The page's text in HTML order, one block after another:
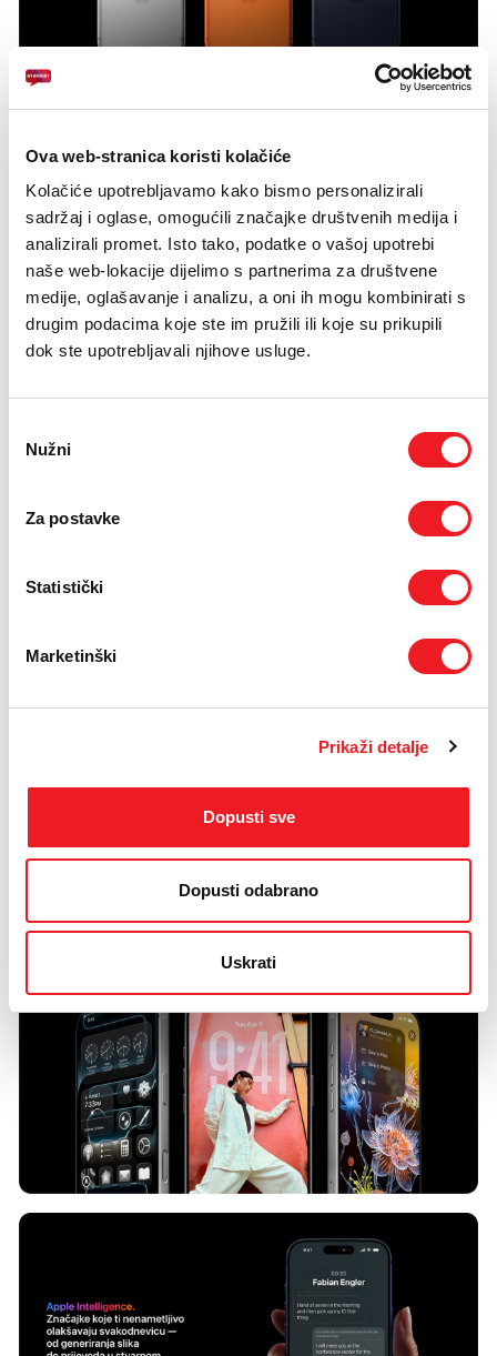
Ova web-stranica koristi kolačiće
Kolačiće upotrebljavamo kako bismo personalizirali
sadržaj i oglase, omogućili značajke društvenih medija i
analizirali promet. Isto tako, podatke o vašoj upotrebi
naše web-lokacije dijelimo s partnerima za društvene
medije, oglašavanje i analizu, a oni ih mogu kombinirati s
drugim podacima koje ste im pružili ili koje su prikupili
dok ste upotrebljavali njihove usluge.
pristanka
Nužni
Za postavke
Statistički
Marketinški
Prikaži detalje
Dopusti sve
Dopusti odabrano
Uskrati